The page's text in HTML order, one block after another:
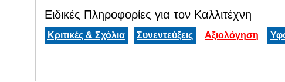
Ειδικές Πληροφορίες για τον Καλλιτέχνη
Κριτικές & Σχόλια Συνεντεύξεις Αξιολόγηση